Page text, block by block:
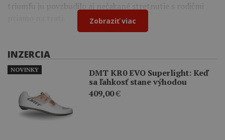
triumfu ju povzbudilo aj nečakané stretnutie s rodičmi
Zobraziť viac
INZERCIA
DMT KR0 EVO Superlight: Keď
sa ľahkosť stane výhodou
409,00€
NOVINKY